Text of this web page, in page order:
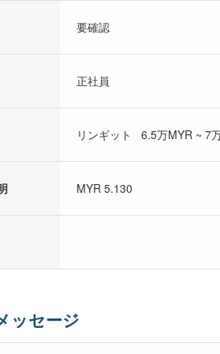
要確認
正社員
リンギット 6.5万MYR ~ 7
MYR 5.130
ッセージ